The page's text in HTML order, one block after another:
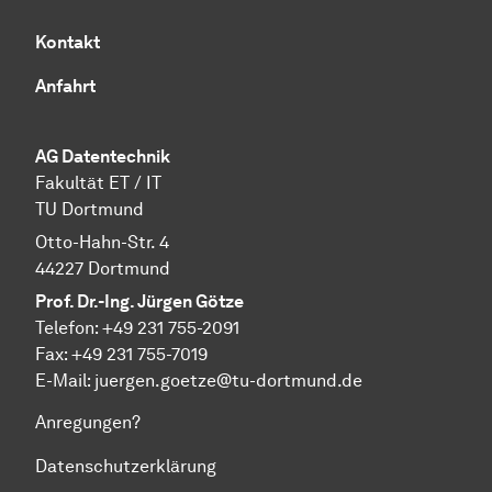
Kontakt
Anfahrt
AG Datentechnik
Fakultät ET / IT
TU Dortmund
Otto-Hahn-Str. 4
44227 Dortmund
Prof. Dr.-Ing. Jürgen Götze
Telefon: +49 231 755-2091
Fax: +49 231 755-7019
E-Mail: juergen.goetze@tu-dortmund.de
Anregungen?
Datenschutzerklärung